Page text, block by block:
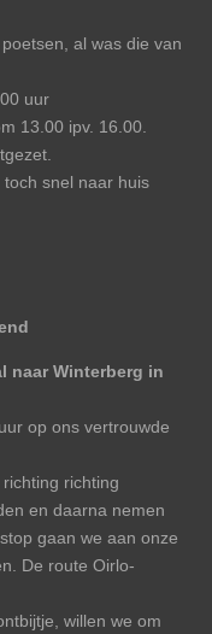
al was die van
uur
13.00 ipv. 16.00.
snel naar huis
naar Winterberg in
op ons vertrouwde
richting
en daarna nemen
gaan we aan onze
De route Oirlo-
willen we om